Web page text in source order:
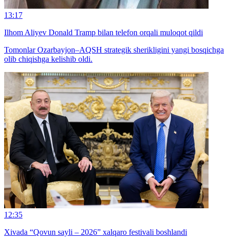
13:17
Ilhom Aliyev Donald Tramp bilan telefon orqali muloqot qildi
Tomonlar Ozarbayjon–AQSH strategik sherikligini yangi bosqichga
olib chiqishga kelishib oldi.
12:35
Xivada “Qovun sayli – 2026” xalqaro festivali boshlandi